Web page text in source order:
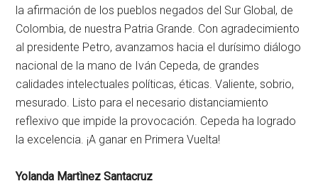
la afirmación de los pueblos negados del Sur Global, de
Colombia, de nuestra Patria Grande. Con agradecimiento
al presidente Petro, avanzamos hacia el durísimo diálogo
nacional de la mano de Iván Cepeda, de grandes
calidades intelectuales políticas, éticas. Valiente, sobrio,
mesurado. Listo para el necesario distanciamiento
reflexivo que impide la provocación. Cepeda ha logrado
la excelencia. ¡A ganar en Primera Vuelta!
Yolanda Martìnez Santacruz